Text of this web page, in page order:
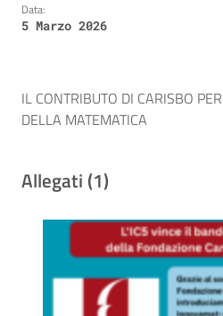
Data:
5 Marzo 2026
IL CONTRIBUTO DI CARISBO
DELLA MATEMATICA
Allegati (1)